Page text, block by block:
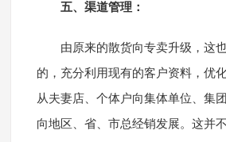
五、渠道管理：
由原来的散货向专卖升级，这
的，充分利用现有的客户资料，优
从夫妻店、个体户向集体单位、集
向地区、省、市总经销发展。这并